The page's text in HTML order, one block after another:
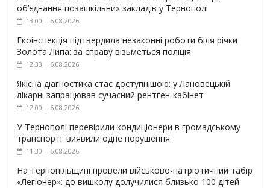
об’єднання позашкільних закладів у Тернополі
13:00 | 6.08.2026
Екоінспекція підтвердила незаконні роботи біля річки
Золота Липа: за справу візьметься поліція
12:33 | 6.08.2026
Якісна діагностика стає доступнішою: у Лановецькій
лікарні запрацював сучасний рентген-кабінет
12:00 | 6.08.2026
У Тернополі перевірили кондиціонери в громадському
транспорті: виявили одне порушення
11:30 | 6.08.2026
На Тернопільщині провели військово-патріотичний табір
«Легіонер»: до вишколу долучилися близько 100 дітей